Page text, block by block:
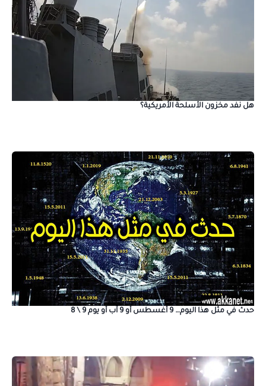
هل نفد مخزون الأسلحة الأمريكية؟
حدث في مثل هذا اليوم… 9 أغسطس أو 9 آب أو يوم 9 \ 8